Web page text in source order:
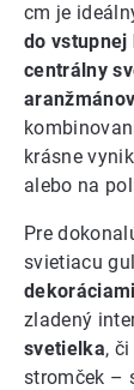
cm je
do vstupnej
centrálny
aranžmánov
krásne
alebo na
Pre
svietiacu
zladený
svetielka,
stromček –